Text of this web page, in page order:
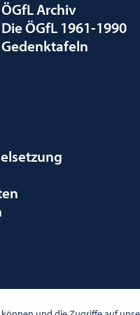
ÖGfL Archiv
Die ÖGfL 1961-1990
Gedenktafeln